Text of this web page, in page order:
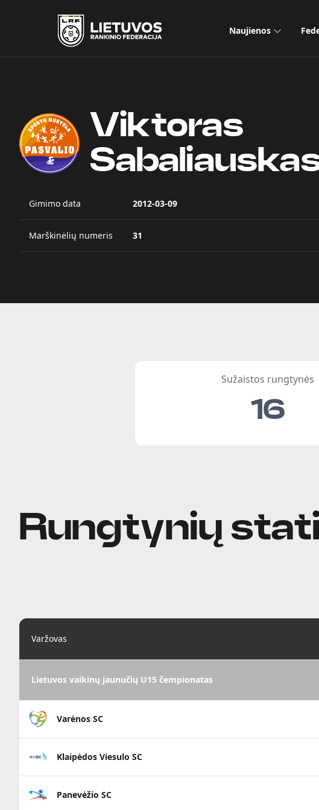
Naujienos
Viktoras
Gimimo data 2012-03-09
Marškinėlių numeris 31
Sužaistos rungtynės
16
Rungtynių
Varžovas
Lietuvos vaikinų jaunučių U15 čempionatas
Varėnos SC
Klaipėdos Viesulo SC
Panevėžio SC